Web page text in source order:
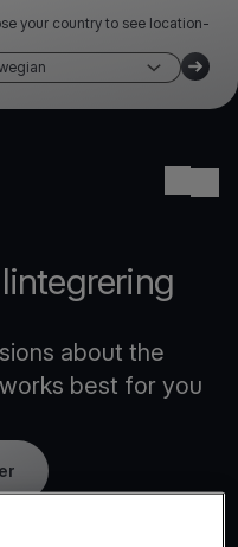
your country to see location-
about the
best for you